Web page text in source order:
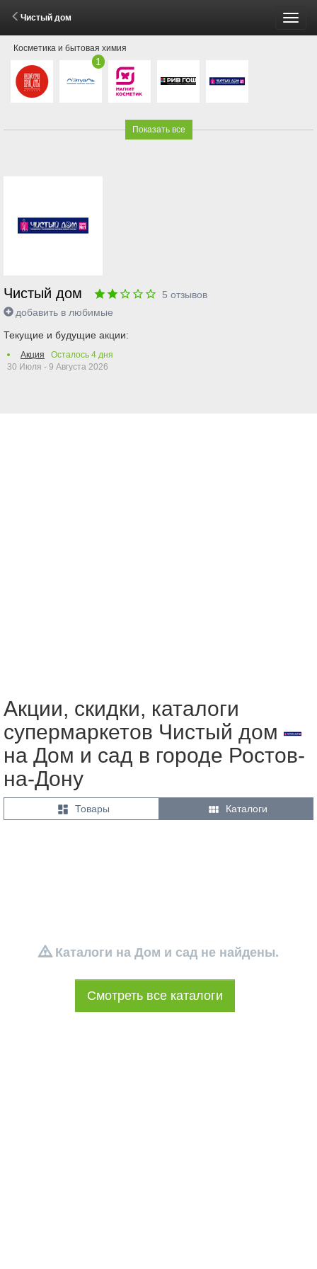
Чистый дом
Косметика и бытовая химия
1
Показать все
Чистый дом 5 отзывов
добавить в любимые
Текущие и будущие акции:
Акция Осталось 4 дня
30 Июля - 9 Августа 2026
Акции, скидки, каталоги
супермаркетов Чистый дом
на Дом и сад в городе Ростов-
на-Дону
 Товары  Каталоги
Каталоги на Дом и сад не найдены.
Смотреть все каталоги